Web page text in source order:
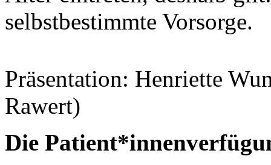
selbstbestimmte Vorsorge.
Präsentation: Henriette
Rawert)
Die